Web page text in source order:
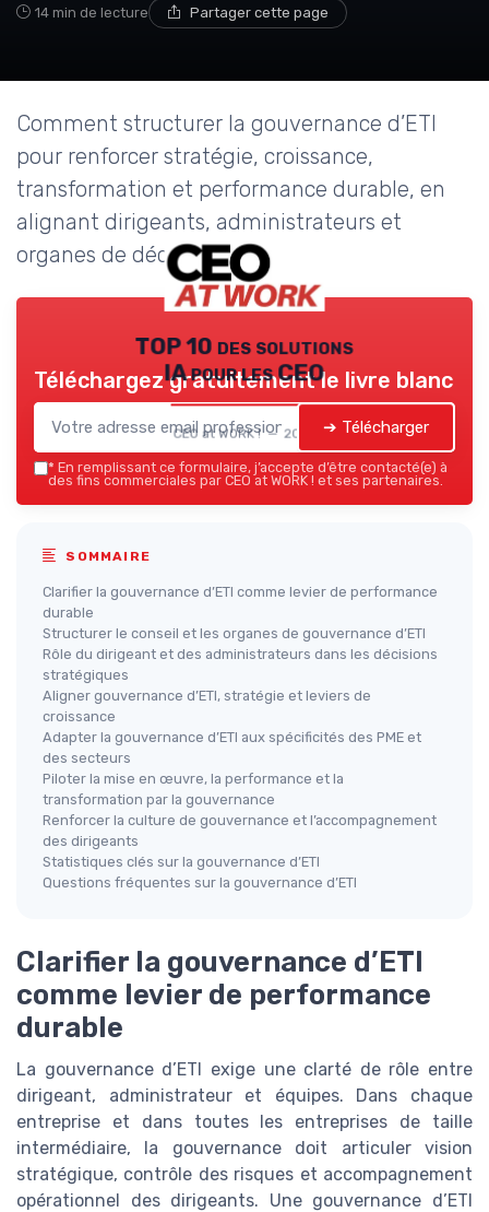
14 min de lecture Partager cette page
Comment structurer la gouvernance d’ETI
pour renforcer stratégie, croissance,
transformation et performance durable, en
alignant dirigeants, administrateurs et
organes de décision.
TOP 10 des solutions
IA pour les CEO
CEO at WORK ! — 2026
Téléchargez gratuitement le livre blanc
➔ Télécharger
* En remplissant ce formulaire, j’accepte d’être contacté(e) à
des fins commerciales par CEO at WORK ! et ses partenaires.
SOMMAIRE
Clarifier la gouvernance d’ETI comme levier de performance
durable
Structurer le conseil et les organes de gouvernance d’ETI
Rôle du dirigeant et des administrateurs dans les décisions
stratégiques
Aligner gouvernance d’ETI, stratégie et leviers de
croissance
Adapter la gouvernance d’ETI aux spécificités des PME et
des secteurs
Piloter la mise en œuvre, la performance et la
transformation par la gouvernance
Renforcer la culture de gouvernance et l’accompagnement
des dirigeants
Statistiques clés sur la gouvernance d’ETI
Questions fréquentes sur la gouvernance d’ETI
Clarifier la gouvernance d’ETI
comme levier de performance
durable
La gouvernance d’ETI exige une clarté de rôle entre
dirigeant, administrateur et équipes. Dans chaque
entreprise et dans toutes les entreprises de taille
intermédiaire, la gouvernance doit articuler vision
stratégique, contrôle des risques et accompagnement
opérationnel des dirigeants. Une gouvernance d’ETI